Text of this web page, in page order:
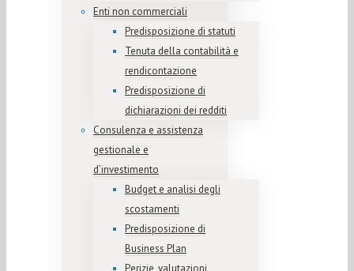
Enti non commerciali
Predisposizione di statuti
Tenuta della contabilità e
rendicontazione
Predisposizione di
dichiarazioni dei redditi
Consulenza e assistenza
gestionale e
d’investimento
Budget e analisi degli
scostamenti
Predisposizione di
Business Plan
Perizie, valutazioni